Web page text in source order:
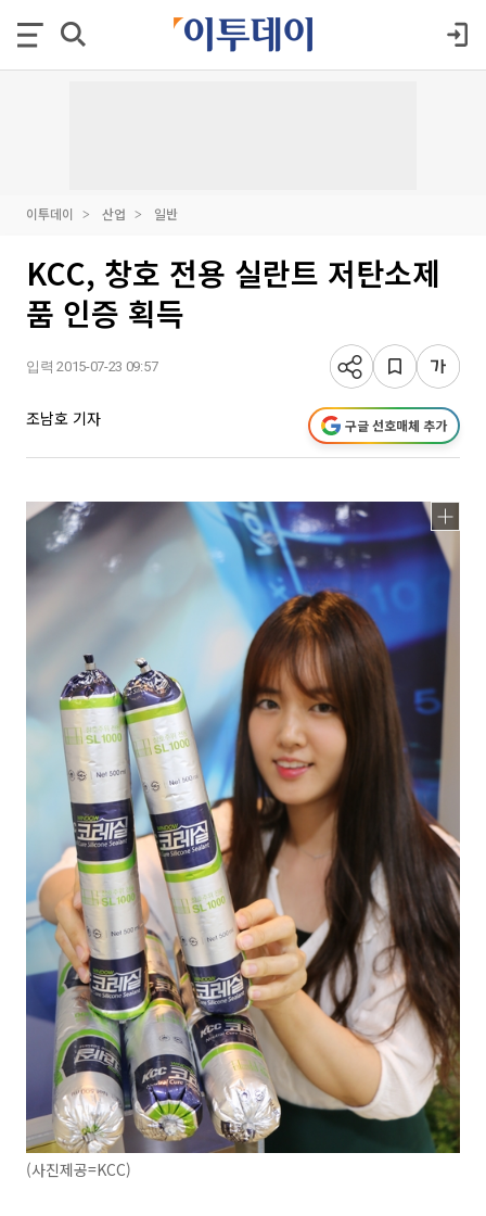
이투데이 산업 일반
KCC, 창호 전용 실란트 저탄소제
품 인증 획득
입력 2015-07-23 09:57
조남호 기자 구글 선호매체 추가
(사진제공=KCC)